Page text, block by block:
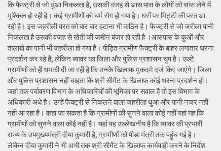
कि फैक्ट्री से जो धुंआ निकलता है, उसकी वजह से आस पास के लोगों को सांस लेने में
मुश्किल हो रही है। कई ग्रामीणों को चर्म रोग हो गया है। घरों पर मिट्टी की परत आ
रही है। इस जहरीली परत को बार बार हटाना भी कठिन है। फैक्ट्री से जो जरीला पानी
निकलता है उसकी वजह से खेती की जमीन बंजर हो रही है ।आसपास के कुओं और
तालाबों का पानी भी जहरीला हो गया है। पीड़ित ग्रामीण फैक्ट्री के बाहर लगातार धरना
प्रदर्शन कर रहे हैं, लेकिन ब्यावर का जिला और पुलिस प्रशासन चुप है। उल्टे
ग्रामीणों को ही धमकी दी जा रही है कि उनके खिलाफ मुकदमे दर्ज किए जाएंगे। जिला
और पुलिस प्रशासन नहीं चाहता कि श्री सीमेंट के खिलाफ कोई धरना प्रदर्शन हो।
जहां तक पर्यावरण विभाग के अधिकारियों की भूमिका पर सवाल है तो इस विभाग के
अधिकारी अंधे है। उन्हें फैक्ट्री से निकलने वाला जहरीला धुआ और पानी नजर नही
नहीं आ रहा है। कहा जा सकता है कि ग्रामीणों की सुनने वाला कोई नहीं यहां यह कि
ग्रामीणों को सुनने वाला कोई नहीं है। यहां यह उल्लेखनीय है कि ब्यावर की प्रभारी
राज्य के उपमुख्यमंत्री दीया कुमारी है, ग्रामीणों को पीड़ा मंत्री तक पहुंच गई है।
लेकिन दीया कुमारी ने भी अभी तक श्री सीमेंट के खिलाफ कार्यवाही करने के निर्देश